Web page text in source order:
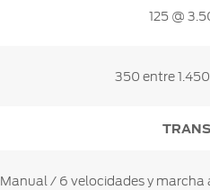
125 @
350 entre
Manual / 6 velocidades y